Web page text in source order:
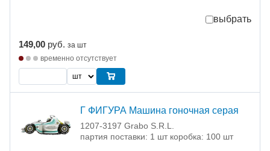
выбрать
149,00 руб. за шт
временно отсутствует
Г ФИГУРА Машина гоночная серая
1207-3197 Grabo S.R.L.
партия поставки: 1 шт коробка: 100 шт